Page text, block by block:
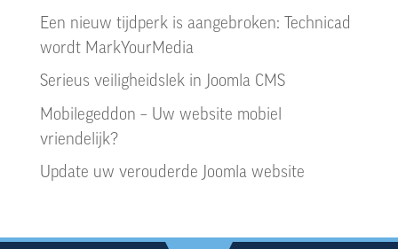
Een nieuw tijdperk is aangebroken: Technicad
wordt MarkYourMedia
Serieus veiligheidslek in Joomla CMS
Mobilegeddon – Uw website mobiel
vriendelijk?
Update uw verouderde Joomla website